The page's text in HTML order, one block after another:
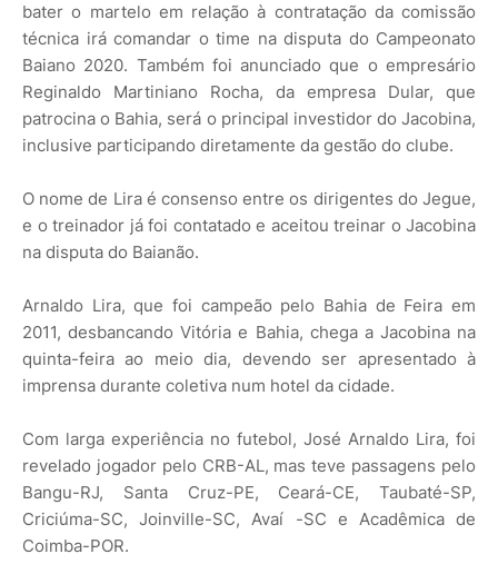
bater o martelo em relação à contratação da comissão
técnica irá comandar o time na disputa do Campeonato
Baiano 2020. Também foi anunciado que o empresário
Reginaldo Martiniano Rocha, da empresa Dular, que
patrocina o Bahia, será o principal investidor do Jacobina,
inclusive participando diretamente da gestão do clube.
O nome de Lira é consenso entre os dirigentes do Jegue,
e o treinador já foi contatado e aceitou treinar o Jacobina
na disputa do Baianão.
Arnaldo Lira, que foi campeão pelo Bahia de Feira em
2011, desbancando Vitória e Bahia, chega a Jacobina na
quinta-feira ao meio dia, devendo ser apresentado à
imprensa durante coletiva num hotel da cidade.
Com larga experiência no futebol, José Arnaldo Lira, foi
revelado jogador pelo CRB-AL, mas teve passagens pelo
Bangu-RJ, Santa Cruz-PE, Ceará-CE, Taubaté-SP,
Criciúma-SC, Joinville-SC, Avaí -SC e Acadêmica de
Coimba-POR.